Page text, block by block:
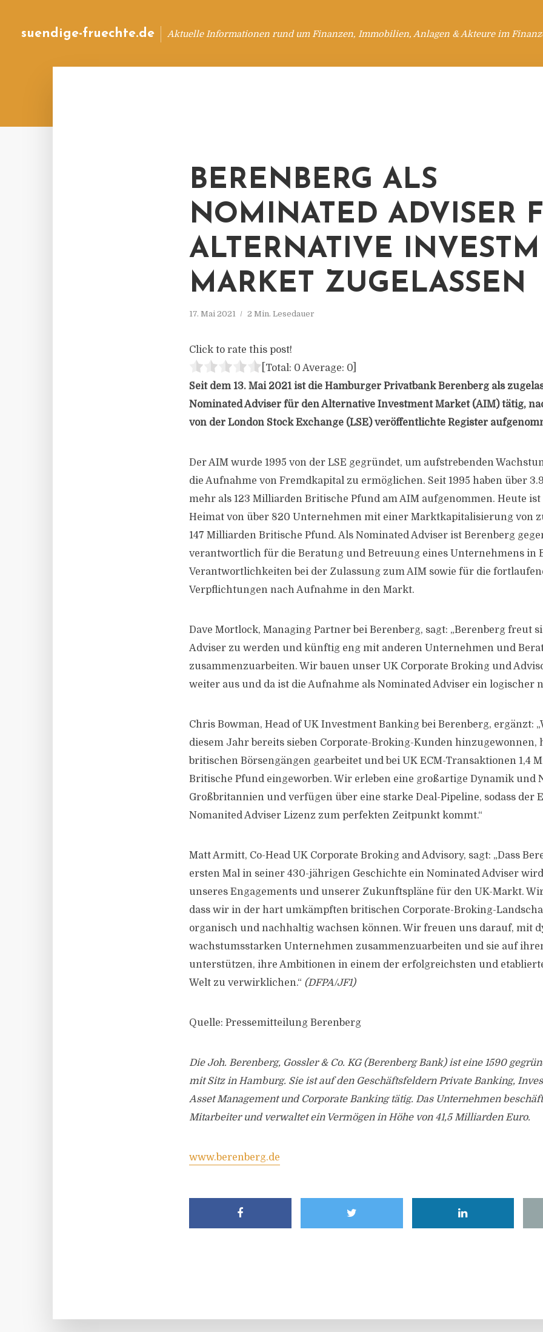
suendige-fruechte.de Aktuelle Informationen rund um Finanzen, Immobilien, Anlagen & Akteure im
BERENBERG ALS
NOMINATED ADVISER
ALTERNATIVE
MARKET ZUGELASSEN
17. Mai 2021 2 Min. Lesedauer
Click to rate this post!
[Total: 0 Average: 0
Seit dem 13. Mai 2021 ist die Hamburger Privatbank Berenberg als
Nominated Adviser für den Alternative Investment Market (AIM) tätig,
von der London Stock Exchange (LSE) veröffentlichte Register
Der AIM wurde 1995 von der LSE gegründet, um aufstrebenden
die Aufnahme von Fremdkapital zu ermöglichen. Seit 1995 haben über
mehr als 123 Milliarden Britische Pfund am AIM aufgenommen. Heute ist
Heimat von über 820 Unternehmen mit einer Marktkapitalisierung von
147 Milliarden Britische Pfund. Als Nominated Adviser ist Berenberg
verantwortlich für die Beratung und Betreuung eines Unternehmens in
Verantwortlichkeiten bei der Zulassung zum AIM sowie für die
Verpflichtungen nach Aufnahme in den Markt.
Dave Mortlock, Managing Partner bei Berenberg, sagt: „Berenberg freut
Adviser zu werden und künftig eng mit anderen Unternehmen und
zusammenzuarbeiten. Wir bauen unser UK Corporate Broking und
weiter aus und da ist die Aufnahme als Nominated Adviser ein logischer
Chris Bowman, Head of UK Investment Banking bei Berenberg, ergänzt:
diesem Jahr bereits sieben Corporate-Broking-Kunden hinzugewonnen,
britischen Börsengängen gearbeitet und bei UK ECM-Transaktionen 1,4
Britische Pfund eingeworben. Wir erleben eine großartige Dynamik und
Großbritannien und verfügen über eine starke Deal-Pipeline, sodass der
Nomanited Adviser Lizenz zum perfekten Zeitpunkt kommt.“
Matt Armitt, Co-Head UK Corporate Broking and Advisory, sagt: „Dass
ersten Mal in seiner 430-jährigen Geschichte ein Nominated Adviser
unseres Engagements und unserer Zukunftspläne für den UK-Markt.
dass wir in der hart umkämpften britischen Corporate-Broking-
organisch und nachhaltig wachsen können. Wir freuen uns darauf, mit
wachstumsstarken Unternehmen zusammenzuarbeiten und sie auf
unterstützen, ihre Ambitionen in einem der erfolgreichsten und
Welt zu verwirklichen.“ (DFPA/JF1)
Quelle: Pressemitteilung Berenberg
Die Joh. Berenberg, Gossler & Co. KG (Berenberg Bank) ist eine 1590
mit Sitz in Hamburg. Sie ist auf den Geschäftsfeldern Private Banking,
Asset Management und Corporate Banking tätig. Das Unternehmen
Mitarbeiter und verwaltet ein Vermögen in Höhe von 41,5 Milliarden Euro.
www.berenberg.de